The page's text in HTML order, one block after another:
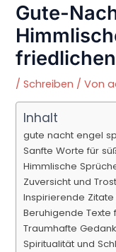
Gute-
/Schreiben / Von
Inhalt
gute nacht engel
Sanfte Worte für
Himmlische
Zuversicht und
Inspirierende
Beruhigende Texte
Traumhafte
Spiritualität und